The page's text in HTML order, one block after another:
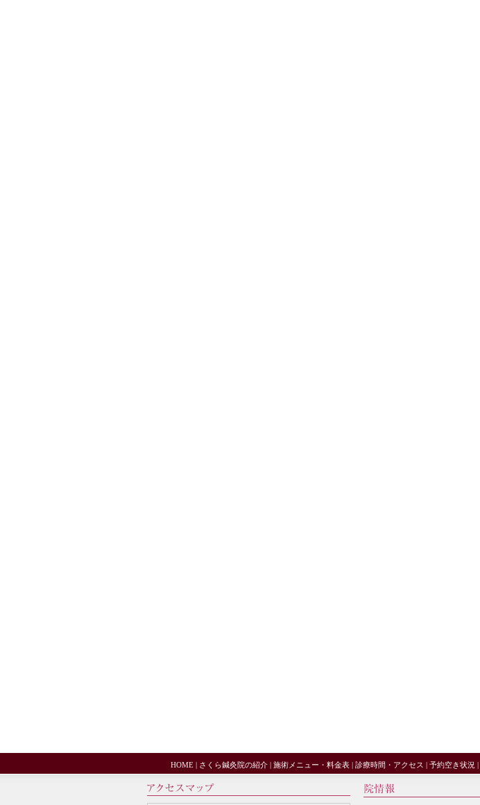
HOME| さくら鍼灸院の紹介| 施術メニュー・料金表| 診療時間・アクセス | 予約空き状況 |